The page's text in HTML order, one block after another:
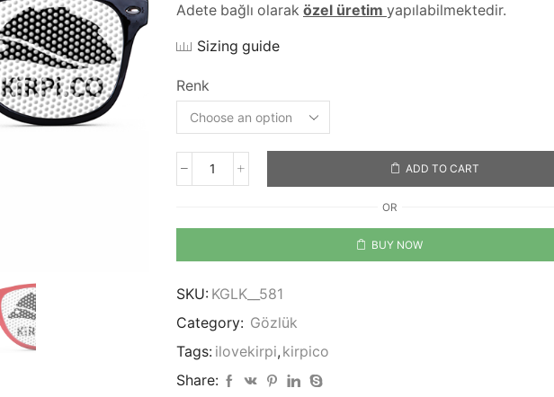
Adete bağlı olarak özel üretim yapılabilmektedir.
Sizing guide
Renk
I
quantity
ADD TO CART
OR
BUY NOW
SKU: KGLK__581
Category: Gözlük
Tags: ilovekirpi, kirpico
Share: